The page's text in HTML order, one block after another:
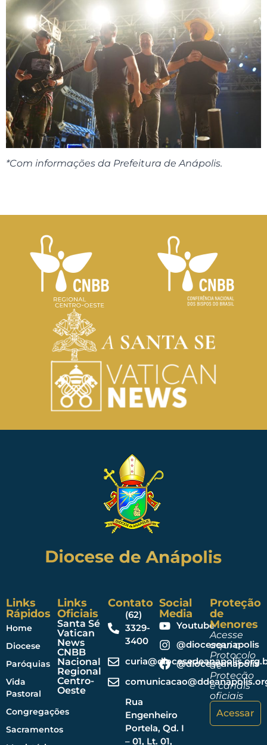
*Com informações da Prefeitura de Anápolis.
Links
Rápidos
Home
Diocese
Paróquias
Vida
Pastoral
Congregações
Sacramentos
Links
Oficiais
Santa Sé
Vatican
News
CNBB
Nacional
Regional
Centro-
Oeste
Contato
(62)
3329-
3400
Rua
Engenheiro
Portela, Qd. I
– 01, Lt. 01,
Social
Media
Youtube
@dioceseanapolis
@dioceseanapolis
Proteção
de
Menores
Acesse
aqui o
Protocolo
de
Proteção
e canais
oficiais
Acessar